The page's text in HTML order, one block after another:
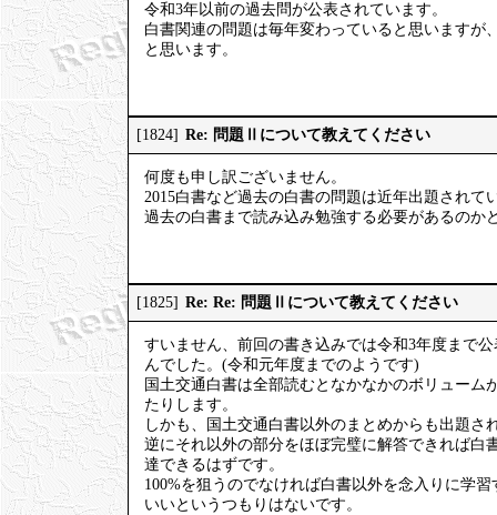
令和3年以前の過去問が公表されています。
白書関連の問題は毎年変わっていると思います
と思います。
[1824] Re: 問題Ⅱについて教えてください
何度も申し訳ございません。
2015白書など過去の白書の問題は近年出題されて
過去の白書まで読み込み勉強する必要があるのか
[1825] Re: Re: 問題Ⅱについて教えてください
すいません、前回の書き込みでは令和3年度まで
んでした。(令和元年度までのようです)
国土交通白書は全部読むとなかなかのボリュー
たりします。
しかも、国土交通白書以外のまとめからも出題さ
逆にそれ以外の部分をほぼ完璧に解答できれば白
達できるはずです。
100%を狙うのでなければ白書以外を念入りに学
いいというつもりはないです。